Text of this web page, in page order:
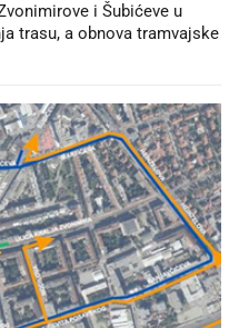
i Šubićeve u
trasu, a obnova tramvajske